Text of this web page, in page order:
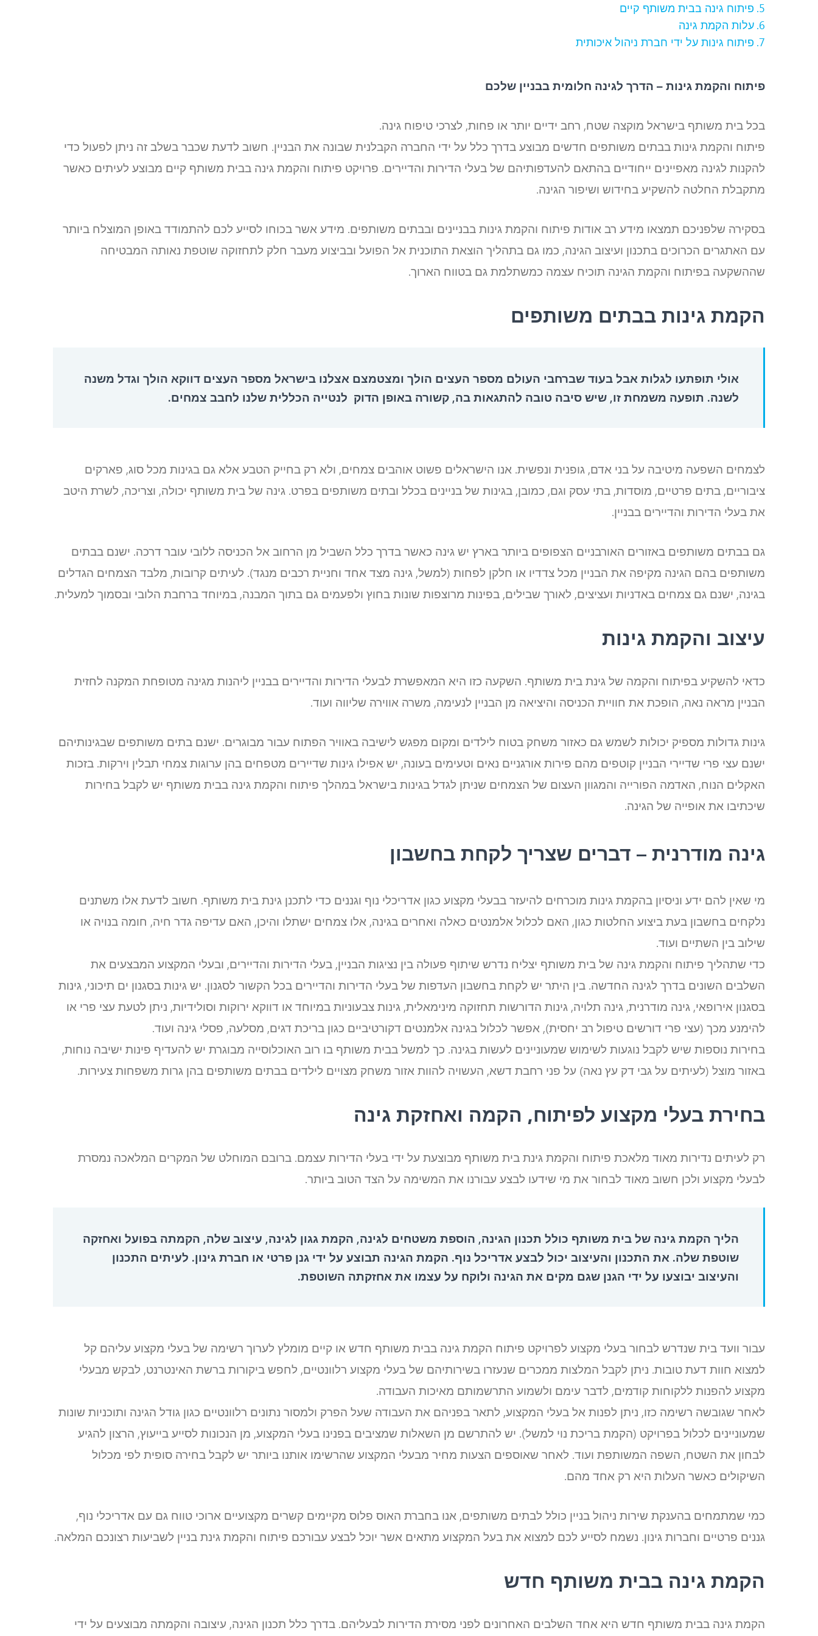
פיתוח גינה בבית משותף קיים
עלות הקמת גינה
פיתוח גינות על ידי חברת ניהול איכותית
פיתוח והקמת גינות – הדרך לגינה חלומית בבניין שלכם
בכל בית משותף בישראל מוקצה שטח, רחב ידיים יותר או פחות, לצרכי טיפוח גינה.
פיתוח והקמת גינות בבתים משותפים חדשים מבוצע בדרך כלל על ידי החברה הקבלנית שבונה את הבניין. חשוב לדעת שכבר בשלב זה ניתן לפעול כדי
להקנות לגינה מאפיינים ייחודיים בהתאם להעדפותיהם של בעלי הדירות והדיירים. פרויקט פיתוח והקמת גינה בבית משותף קיים מבוצע לעיתים כאשר
מתקבלת החלטה להשקיע בחידוש ושיפור הגינה.
בסקירה שלפניכם תמצאו מידע רב אודות פיתוח והקמת גינות בבניינים ובבתים משותפים. מידע אשר בכוחו לסייע לכם להתמודד באופן המוצלח ביותר
עם האתגרים הכרוכים בתכנון ועיצוב הגינה, כמו גם בתהליך הוצאת התוכנית אל הפועל ובביצוע מעבר חלק לתחזוקה שוטפת נאותה המבטיחה
שההשקעה בפיתוח והקמת הגינה תוכיח עצמה כמשתלמת גם בטווח הארוך.
הקמת גינות בבתים משותפים
אולי תופתעו לגלות אבל בעוד שברחבי העולם מספר העצים הולך ומצטמצם אצלנו בישראל מספר העצים דווקא הולך וגדל משנה
לשנה. תופעה משמחת זו, שיש סיבה טובה להתגאות בה, קשורה באופן הדוק לנטייה הכללית שלנו לחבב צמחים.
לצמחים השפעה מיטיבה על בני אדם, גופנית ונפשית. אנו הישראלים פשוט אוהבים צמחים, ולא רק בחייק הטבע אלא גם בגינות מכל סוג, פארקים
ציבוריים, בתים פרטיים, מוסדות, בתי עסק וגם, כמובן, בגינות של בניינים בכלל ובתים משותפים בפרט. גינה של בית משותף יכולה, וצריכה, לשרת היטב
את בעלי הדירות והדיירים בבניין.
גם בבתים משותפים באזורים האורבניים הצפופים ביותר בארץ יש גינה כאשר בדרך כלל השביל מן הרחוב אל הכניסה ללובי עובר דרכה. ישנם בבתים
משותפים בהם הגינה מקיפה את הבניין מכל צדדיו או חלקן לפחות (למשל, גינה מצד אחד וחניית רכבים מנגד). לעיתים קרובות, מלבד הצמחים הגדלים
בגינה, ישנם גם צמחים באדניות ועציצים, לאורך שבילים, בפינות מרוצפות שונות בחוץ ולפעמים גם בתוך המבנה, במיוחד ברחבת הלובי ובסמוך למעלית.
עיצוב והקמת גינות
כדאי להשקיע בפיתוח והקמה של גינת בית משותף. השקעה כזו היא המאפשרת לבעלי הדירות והדיירים בבניין ליהנות מגינה מטופחת המקנה לחזית
הבניין מראה נאה, הופכת את חוויית הכניסה והיציאה מן הבניין לנעימה, משרה אווירה שליווה ועוד.
גינות גדולות מספיק יכולות לשמש גם כאזור משחק בטוח לילדים ומקום מפגש לישיבה באוויר הפתוח עבור מבוגרים. ישנם בתים משותפים שבגינותיהם
ישנם עצי פרי שדיירי הבניין קוטפים מהם פירות אורגניים נאים וטעימים בעונה, יש אפילו גינות שדיירים מטפחים בהן ערוגות צמחי תבלין וירקות. בזכות
האקלים הנוח, האדמה הפורייה והמגוון העצום של הצמחים שניתן לגדל בגינות בישראל במהלך פיתוח והקמת גינה בבית משותף יש לקבל בחירות
שיכתיבו את אופייה של הגינה.
גינה מודרנית – דברים שצריך לקחת בחשבון
מי שאין להם ידע וניסיון בהקמת גינות מוכרחים להיעזר בבעלי מקצוע כגון אדריכלי נוף וגננים כדי לתכנן גינת בית משותף. חשוב לדעת אלו משתנים
נלקחים בחשבון בעת ביצוע החלטות כגון, האם לכלול אלמנטים כאלה ואחרים בגינה, אלו צמחים ישתלו והיכן, האם עדיפה גדר חיה, חומה בנויה או
שילוב בין השתיים ועוד.
כדי שתהליך פיתוח והקמת גינה של בית משותף יצליח נדרש שיתוף פעולה בין נציגות הבניין, בעלי הדירות והדיירים, ובעלי המקצוע המבצעים את
השלבים השונים בדרך לגינה החדשה. בין היתר יש לקחת בחשבון העדפות של בעלי הדירות והדיירים בכל הקשור לסגנון. יש גינות בסגנון ים תיכוני, גינות
בסגנון אירופאי, גינה מודרנית, גינה תלויה, גינות הדורשות תחזוקה מינימאלית, גינות צבעוניות במיוחד או דווקא ירוקות וסולידיות, ניתן לטעת עצי פרי או
להימנע מכך (עצי פרי דורשים טיפול רב יחסית), אפשר לכלול בגינה אלמנטים דקורטיביים כגון בריכת דגים, מסלעה, פסלי גינה ועוד.
בחירות נוספות שיש לקבל נוגעות לשימוש שמעוניינים לעשות בגינה. כך למשל בבית משותף בו רוב האוכלוסייה מבוגרת יש להעדיף פינות ישיבה נוחות,
באזור מוצל (לעיתים על גבי דק עץ נאה) על פני רחבת דשא, העשויה להוות אזור משחק מצויים לילדים בבתים משותפים בהן גרות משפחות צעירות.
בחירת בעלי מקצוע לפיתוח, הקמה ואחזקת גינה
רק לעיתים נדירות מאוד מלאכת פיתוח והקמת גינת בית משותף מבוצעת על ידי בעלי הדירות עצמם. ברובם המוחלט של המקרים המלאכה נמסרת
לבעלי מקצוע ולכן חשוב מאוד לבחור את מי שידעו לבצע עבורנו את המשימה על הצד הטוב ביותר.
הליך הקמת גינה של בית משותף כולל תכנון הגינה, הוספת משטחים לגינה, הקמת גגון לגינה, עיצוב שלה, הקמתה בפועל ואחזקה
שוטפת שלה. את התכנון והעיצוב יכול לבצע אדריכל נוף. הקמת הגינה תבוצע על ידי גנן פרטי או חברת גינון. לעיתים התכנון
והעיצוב יבוצעו על ידי הגנן שגם מקים את הגינה ולוקח על עצמו את אחזקתה השוטפת.
עבור וועד בית שנדרש לבחור בעלי מקצוע לפרויקט פיתוח הקמת גינה בבית משותף חדש או קיים מומלץ לערוך רשימה של בעלי מקצוע עליהם קל
למצוא חוות דעת טובות. ניתן לקבל המלצות ממכרים שנעזרו בשירותיהם של בעלי מקצוע רלוונטיים, לחפש ביקורות ברשת האינטרנט, לבקש מבעלי
מקצוע להפנות ללקוחות קודמים, לדבר עימם ולשמוע התרשמותם מאיכות העבודה.
לאחר שגובשה רשימה כזו, ניתן לפנות אל בעלי המקצוע, לתאר בפניהם את העבודה שעל הפרק ולמסור נתונים רלוונטיים כגון גודל הגינה ותוכניות שונות
שמעוניינים לכלול בפרויקט (הקמת בריכת נוי למשל). יש להתרשם מן השאלות שמציבים בפנינו בעלי המקצוע, מן הנכונות לסייע בייעוץ, הרצון להגיע
לבחון את השטח, השפה המשותפת ועוד. לאחר שאוספים הצעות מחיר מבעלי המקצוע שהרשימו אותנו ביותר יש לקבל בחירה סופית לפי מכלול
השיקולים כאשר העלות היא רק אחד מהם.
כמי שמתמחים בהענקת שירות ניהול בניין כולל לבתים משותפים, אנו בחברת האוס פלוס מקיימים קשרים מקצועיים ארוכי טווח גם עם אדריכלי נוף,
גננים פרטיים וחברות גינון. נשמח לסייע לכם למצוא את בעל המקצוע מתאים אשר יוכל לבצע עבורכם פיתוח והקמת גינת בניין לשביעות רצונכם המלאה.
הקמת גינה בבית משותף חדש
הקמת גינה בבית משותף חדש היא אחד השלבים האחרונים לפני מסירת הדירות לבעליהם. בדרך כלל תכנון הגינה, עיצובה והקמתה מבוצעים על ידי